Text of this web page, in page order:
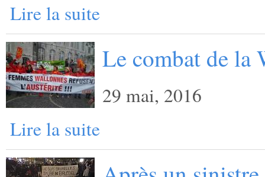
Lire la suite
Le combat de la
29 mai, 2016
Lire la suite